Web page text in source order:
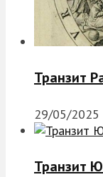
Транзит
29/05/2025
Транзит